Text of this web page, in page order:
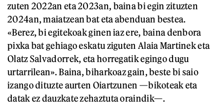
zuten 2022an eta 2023an, baina bi egin zituzten
2024an, maiatzean bat eta abenduan bestea.
«Berez, bi egitekoak ginen iaz ere, baina denbora
pixka bat gehiago eskatu ziguten Alaia Martinek eta
Olatz Salvadorrek, eta horregatik egingo dugu
urtarrilean». Baina, biharkoaz gain, beste bi saio
izango dituzte aurten Oiartzunen —bikoteak eta
datak ez dauzkate zehaztuta oraindik—.